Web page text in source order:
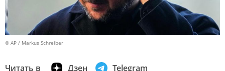
© AP / Markus Schreiber
Читать в Дзен Telegram